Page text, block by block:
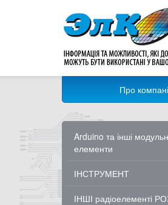
Про
Arduino та інші
елементи
ІНСТРУМЕНТ
ІНШІ радіоелементі